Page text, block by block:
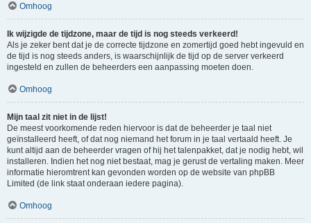
Omhoog
Ik wijzigde de tijdzone, maar de tijd is nog steeds verkeerd!
Als je zeker bent dat je de correcte tijdzone en zomertijd goed hebt ingevuld en
de tijd is nog steeds anders, is waarschijnlijk de tijd op de server verkeerd
ingesteld en zullen de beheerders een aanpassing moeten doen.
Omhoog
Mijn taal zit niet in de lijst!
De meest voorkomende reden hiervoor is dat de beheerder je taal niet
geïnstalleerd heeft, of dat nog niemand het forum in je taal vertaald heeft. Je
kunt altijd aan de beheerder vragen of hij het talenpakket, dat je nodig hebt, wil
installeren. Indien het nog niet bestaat, mag je gerust de vertaling maken. Meer
informatie hieromtrent kan gevonden worden op de website van phpBB
Limited (de link staat onderaan iedere pagina).
Omhoog